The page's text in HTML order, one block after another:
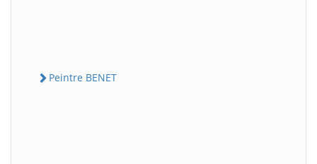
Peintre BENET